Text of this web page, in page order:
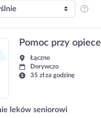
Pomoc przy opiece
Łączno
Dorywczo
35 zł za godzinę
leków seniorowi